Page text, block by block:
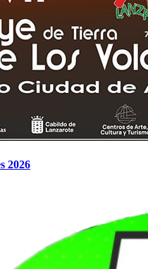
2026